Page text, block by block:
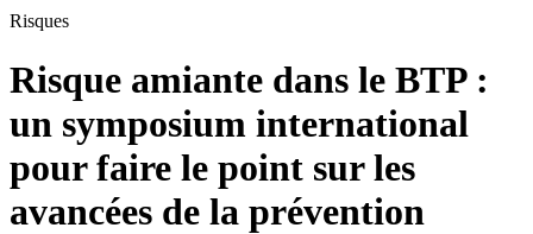
Risques
Risque amiante dans le BTP :
un symposium international
pour faire le point sur les
avancées de la prévention